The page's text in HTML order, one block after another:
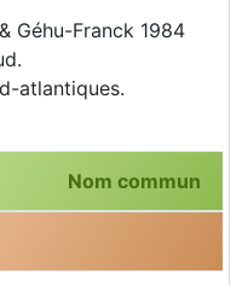
Géhu-Franck 1984
atlantiques.
Nom commun